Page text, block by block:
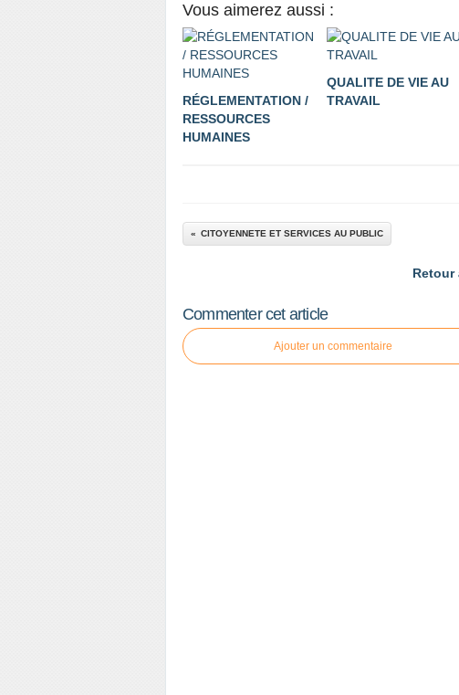
Vous aimerez aussi :
RÉGLEMENTATION /
RESSOURCES
HUMAINES
QUALITE DE VIE AU
TRAVAIL
CITOYENNETE ET SERVICES AU PUBLIC
Retour
Commenter cet article
Ajouter un commentaire